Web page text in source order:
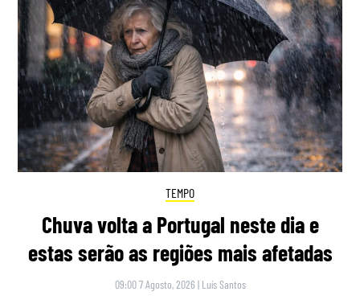
TEMPO
Chuva volta a Portugal neste dia e
estas serão as regiões mais afetadas
09:00 7 Agosto, 2026 | Luís Santos